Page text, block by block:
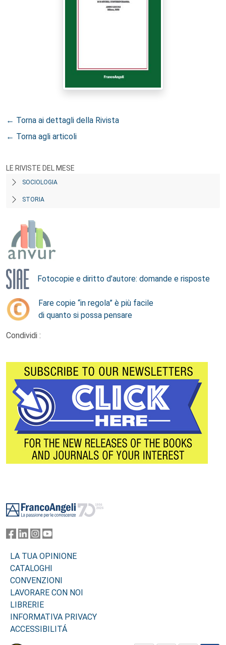
← Torna ai dettagli della Rivista
← Torna agli articoli
LE RIVISTE DEL MESE
SOCIOLOGIA
STORIA
Fotocopie e diritto d’autore: domande e risposte
Fare copie “in regola” è più facile
di quanto si possa pensare
Condividi :
LA TUA OPINIONE
CATALOGHI
CONVENZIONI
LAVORARE CON NOI
LIBRERIE
INFORMATIVA PRIVACY
ACCESSIBILITÁ